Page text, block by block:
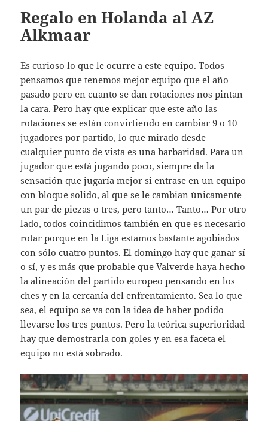
Regalo en Holanda al AZ
Alkmaar
Es curioso lo que le ocurre a este equipo. Todos
pensamos que tenemos mejor equipo que el año
pasado pero en cuanto se dan rotaciones nos pintan
la cara. Pero hay que explicar que este año las
rotaciones se están convirtiendo en cambiar 9 o 10
jugadores por partido, lo que mirado desde
cualquier punto de vista es una barbaridad. Para un
jugador que está jugando poco, siempre da la
sensación que jugaría mejor si entrase en un equipo
con bloque solido, al que se le cambian únicamente
un par de piezas o tres, pero tanto… Tanto… Por otro
lado, todos coincidimos también en que es necesario
rotar porque en la Liga estamos bastante agobiados
con sólo cuatro puntos. El domingo hay que ganar sí
o sí, y es más que probable que Valverde haya hecho
la alineación del partido europeo pensando en los
ches y en la cercanía del enfrentamiento. Sea lo que
sea, el equipo se va con la idea de haber podido
llevarse los tres puntos. Pero la teórica superioridad
hay que demostrarla con goles y en esa faceta el
equipo no está sobrado.